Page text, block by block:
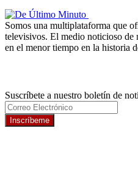
Somos una multiplataforma que
televisivos. El medio noticioso de
en el menor tiempo en la historia
Suscríbete a nuestro boletín de
Inscríbeme